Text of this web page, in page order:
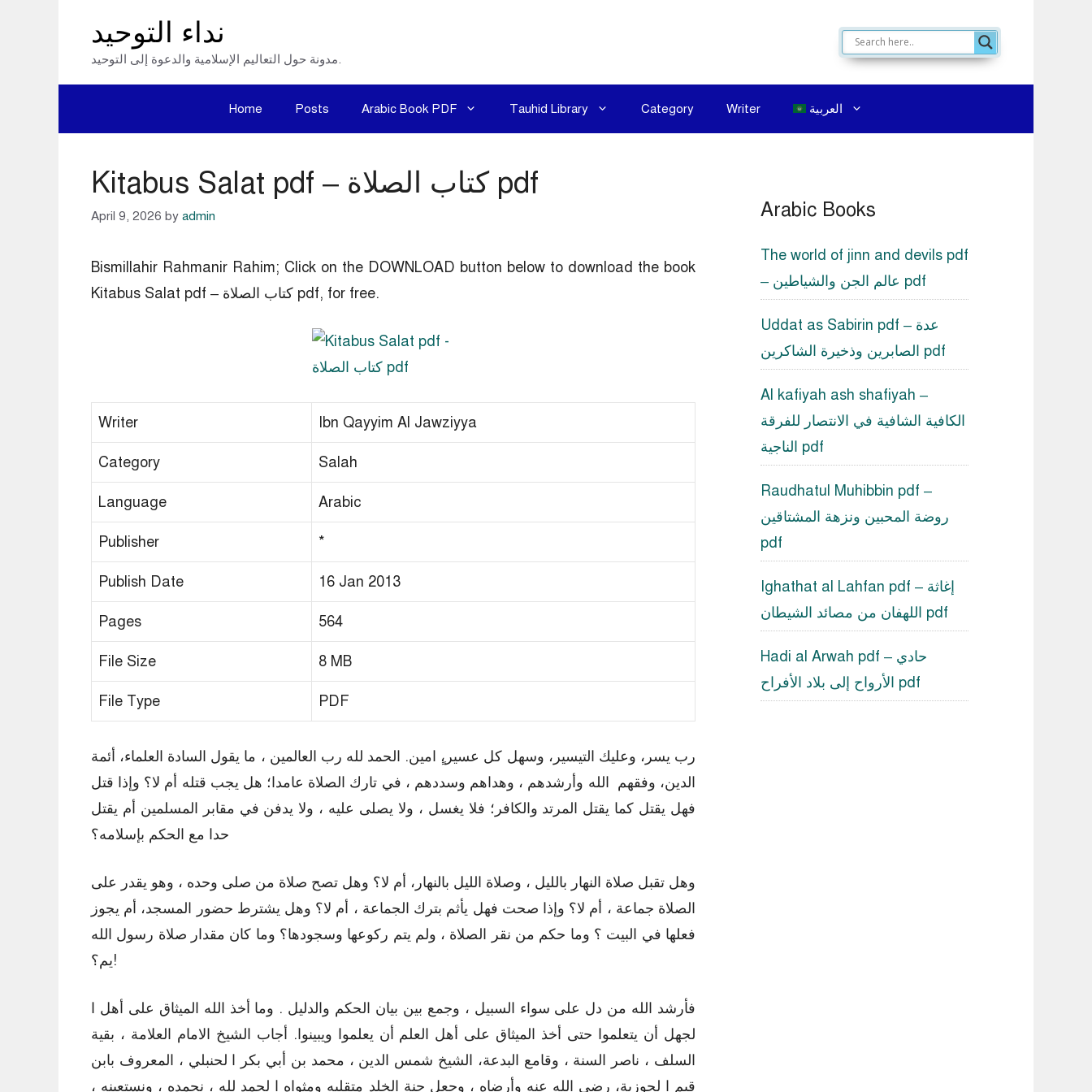
نداء التوحيد
مدونة حول التعاليم الإسلامية والدعوة إلى التوحيد.
Home Posts Arabic Book PDF Tauhid Library Category Writer العربية
Kitabus Salat pdf – كتاب الصلاة pdf
April 9, 2026 by admin
Bismillahir Rahmanir Rahim; Click on the DOWNLOAD button below to download the book
Kitabus Salat pdf – كتاب الصلاة pdf, for free.
Writer Ibn Qayyim Al Jawziyya
Category Salah
Language Arabic
Publisher *
Publish Date 16 Jan 2013
Pages 564
File Size 8 MB
File Type PDF
رب يسر، وعليك التيسير، وسهل كل عسير،ٍ امين. الحمد لله رب العالمين ، ما يقول السادة العلماء، أئمة
الدين، وفقهم الله وأرشدهم ، وهداهم وسددهم ، في تارك الصلاة عامدا؛ هل يجب قتله أم لا؟ وإذا قتل
فهل يقتل كما يقتل المرتد والكافر؛ فلا يغسل ، ولا يصلى عليه ، ولا يدفن في مقابر المسلمين أم يقتل
حدا مع الحكم بإسلامه؟
وهل تقبل صلاة النهار بالليل ، وصلاة الليل بالنهار، أم لا؟ وهل تصح صلاة من صلى وحده ، وهو يقدر على
الصلاة جماعة ، أم لا؟ وإذا صحت فهل يأثم بترك الجماعة ، أم لا؟ وهل يشترط حضور المسجد، أم يجوز
فعلها في البيت ؟ وما حكم من نقر الصلاة ، ولم يتم ركوعها وسجودها؟ وما كان مقدار صلاة رسول الله
!يم؟
فأرشد الله من دل على سواء السبيل ، وجمع بين بيان الحكم والدليل . وما أخذ الله الميثاق على أهل ا
لجهل أن يتعلموا حتى أخذ الميثاق على أهل العلم أن يعلموا ويبينوا. أجاب الشيخ الامام العلامة ، بقية
السلف ، ناصر السنة ، وقامع البدعة، الشيخ شمس الدين ، محمد بن أبي بكر ا لحنبلي ، المعروف بابن
قيم ا لجوزية، رضي الله عنه وأرضاه ، وجعل جنة الخلد متقلبه ومثواه ا لحمد لله ، نحمده ، ونستعينه ،
Arabic Books
The world of jinn and devils pdf
– عالم الجن والشياطين pdf
Uddat as Sabirin pdf – عدة
الصابرين وذخيرة الشاكرين pdf
Al kafiyah ash shafiyah –
الكافية الشافية في الانتصار للفرقة
الناجية pdf
Raudhatul Muhibbin pdf –
روضة المحبين ونزهة المشتاقين
pdf
Ighathat al Lahfan pdf – إغاثة
اللهفان من مصائد الشيطان pdf
Hadi al Arwah pdf – حادي
الأرواح إلى بلاد الأفراح pdf